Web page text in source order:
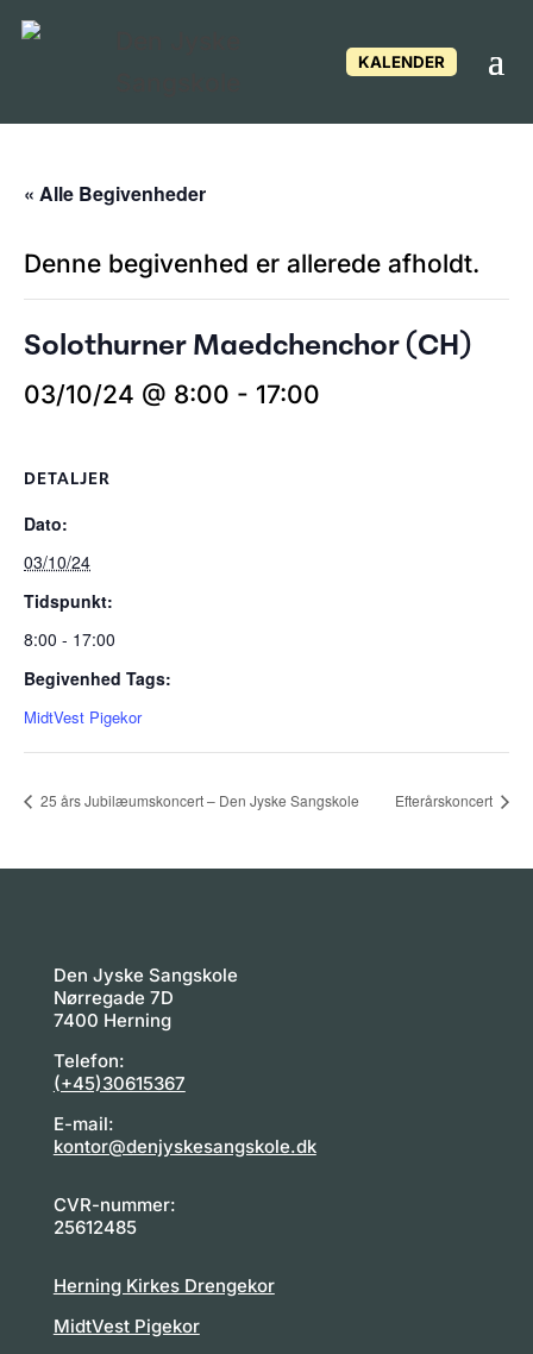
KALENDER
« Alle Begivenheder
Denne begivenhed er allerede afholdt.
Solothurner Maedchenchor (CH)
03/10/24 @ 8:00 - 17:00
DETALJER
Dato:
03/10/24
Tidspunkt:
8:00 - 17:00
Begivenhed Tags:
MidtVest Pigekor
25 års Jubilæumskoncert – Den Jyske Sangskole Efterårskoncert
Den Jyske Sangskole
Nørregade 7D
7400 Herning
Telefon:
(+45)30615367
E-mail:
kontor@denjyskesangskole.dk
CVR-nummer:
25612485
Herning Kirkes Drengekor
MidtVest Pigekor